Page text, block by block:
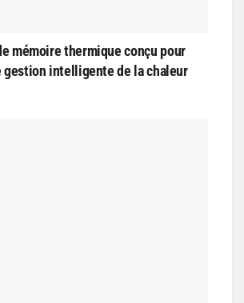
mémoire thermique conçu pour
gestion intelligente de la chaleur